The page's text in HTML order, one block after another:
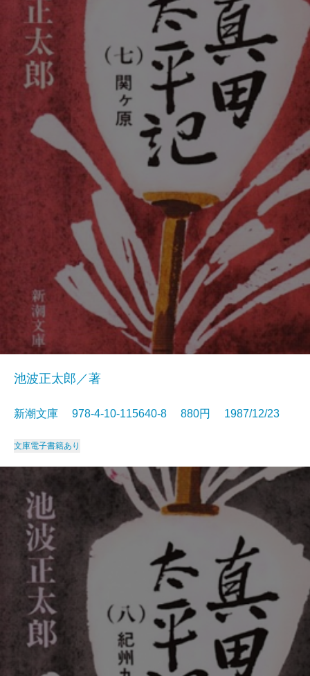
池波正太郎／著
新潮文庫 978-4-10-115640-8 880円 1987/12/23
文庫電子書籍あり